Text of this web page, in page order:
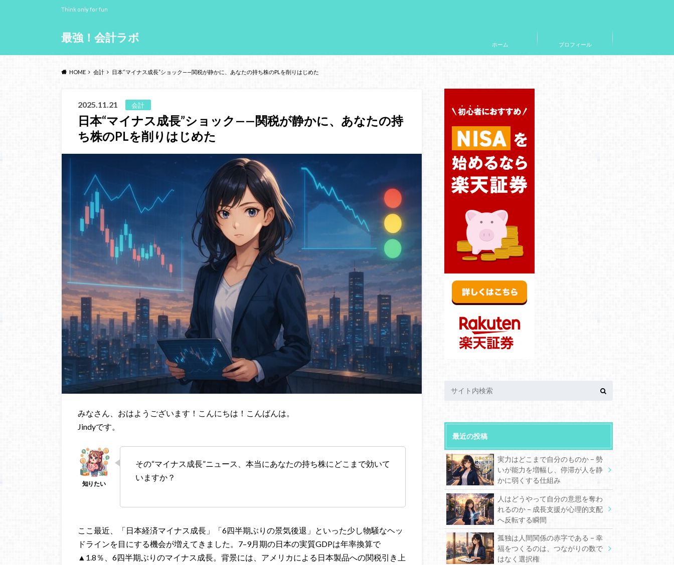
最強！会計ラボ
Think only for fun
ホーム プロフィール
HOME 会計 日本“マイナス成長”ショック——関税が静かに、あなたの持ち株のPLを削りはじめた
2025.11.21 会計
日本“マイナス成長”ショック——関税が静かに、あなたの持
ち株のPLを削りはじめた
みなさん、おはようございます！こんにちは！こんばんは。
Jindyです。
その“マイナス成長”ニュース、本当にあなたの持ち株にどこまで効いて
いますか？
ここ最近、「日本経済マイナス成長」「6四半期ぶりの景気後退」といった少し物騒なヘッ
ドラインを目にする機会が増えてきました。7–9月期の日本の実質GDPは年率換算で
▲1.8％、6四半期ぶりのマイナス成長。背景には、アメリカによる日本製品への関税引き上
最近の投稿
実力はどこまで自分のものか – 勢
いが能力を増幅し、停滞が人を静
かに弱くする仕組み
人はどうやって自分の意思を奪わ
れるのか – 成長支援が心理的支配
へ反転する瞬間
孤独は人間関係の赤字である – 幸
福をつくるのは、つながりの数で
はなく選択権